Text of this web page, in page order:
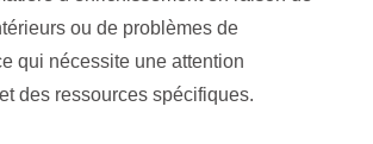
ou de problèmes de
qui nécessite une attention
des ressources spécifiques.